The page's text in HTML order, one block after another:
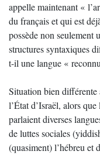
appelle maintenant «
du français et qui est
possède non seulement
structures syntaxiques
t-il une langue «
Situation bien différente
l’État d’Israël, alors
parlaient diverses
de luttes sociales
(quasiment) l’hébreu et